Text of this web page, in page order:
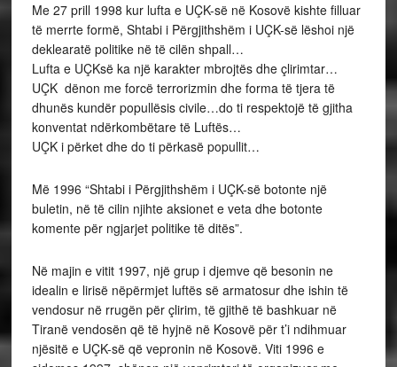
Me 27 prill 1998 kur lufta e UÇK-së në Kosovë kishte filluar
të merrte formë, Shtabi i Përgjithshëm i UÇK-së lëshoi një
deklearatë politike në të cilën shpall…
Lufta e UÇKsë ka një karakter mbrojtës dhe çlirimtar…
UÇK dënon me forcë terrorizmin dhe forma të tjera të
dhunës kundër popullësis civile…do ti respektojë të gjitha
konventat ndërkombëtare të Luftës…
UÇK i përket dhe do ti përkasë popullit…
Më 1996 “Shtabi i Përgjithshëm i UÇK-së botonte një
buletin, në të cilin njihte aksionet e veta dhe botonte
komente për ngjarjet politike të ditës”.
Në majin e vitit 1997, një grup i djemve që besonin ne
idealin e lirisë nëpërmjet luftës së armatosur dhe ishin të
vendosur në rrugën për çlirim, të gjithë të bashkuar në
Tiranë vendosën që të hyjnë në Kosovë për t’i ndihmuar
njësitë e UÇK-së që vepronin në Kosovë. Viti 1996 e